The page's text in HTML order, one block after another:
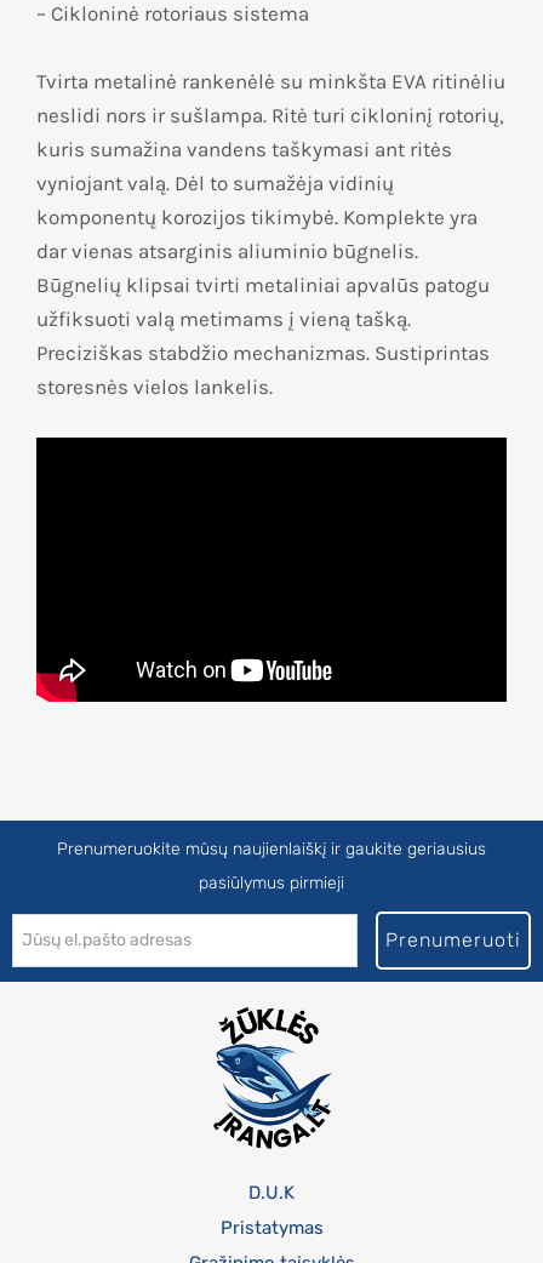
– Cikloninė rotoriaus sistema
Tvirta metalinė rankenėlė su minkšta EVA ritinėliu
neslidi nors ir sušlampa. Ritė turi cikloninį rotorių,
kuris sumažina vandens taškymasi ant ritės
vyniojant valą. Dėl to sumažėja vidinių
komponentų korozijos tikimybė. Komplekte yra
dar vienas atsarginis aliuminio būgnelis.
Būgnelių klipsai tvirti metaliniai apvalūs patogu
užfiksuoti valą metimams į vieną tašką.
Preciziškas stabdžio mechanizmas. Sustiprintas
storesnės vielos lankelis.
Prenumeruokite mūsų naujienlaiškį ir gaukite geriausius
pasiūlymus pirmieji
Prenumeruoti
D.U.K
Pristatymas